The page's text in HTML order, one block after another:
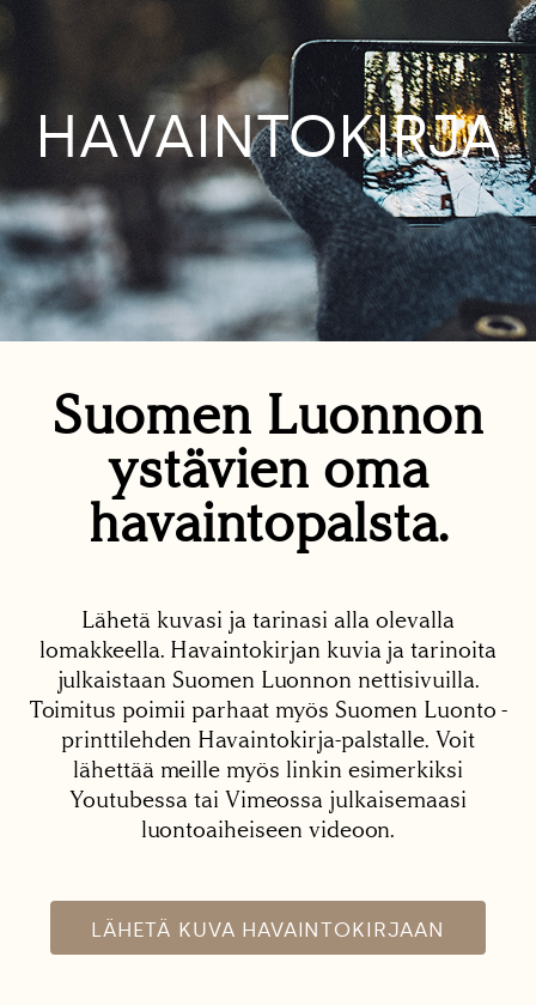
HAVAINTOKIRJA
Suomen Luonnon
ystävien oma
havaintopalsta.
Lähetä kuvasi ja tarinasi alla olevalla
lomakkeella. Havaintokirjan kuvia ja tarinoita
julkaistaan Suomen Luonnon nettisivuilla.
Toimitus poimii parhaat myös Suomen Luonto -
printtilehden Havaintokirja-palstalle. Voit
lähettää meille myös linkin esimerkiksi
Youtubessa tai Vimeossa julkaisemaasi
luontoaiheiseen videoon.
LÄHETÄ KUVA HAVAINTOKIRJAAN